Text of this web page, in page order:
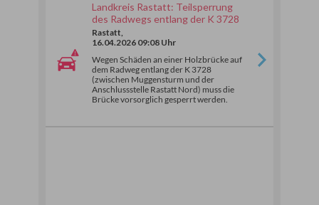
Landkreis Rastatt: Teilsperrung
des Radwegs entlang der K 3728
Rastatt,
16.04.2026 09:08 Uhr
Wegen Schäden an einer Holzbrücke auf
dem Radweg entlang der K 3728
(zwischen Muggensturm und der
Anschlussstelle Rastatt Nord) muss die
Brücke vorsorglich gesperrt werden.